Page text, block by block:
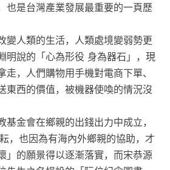
也是台灣產業發展最重要的一頁歷
變人類的生活，人類處境變弱勢更
明說的「心為形役 身為器石」，現
走，人們購物用手機對電商下單、
東西的價值，被機器使喚的情況沒
基金會在鄉親的出錢出力中成立，
，也因為有海內外鄉親的協助，才
」的願景得以逐漸落實，而宋恭源